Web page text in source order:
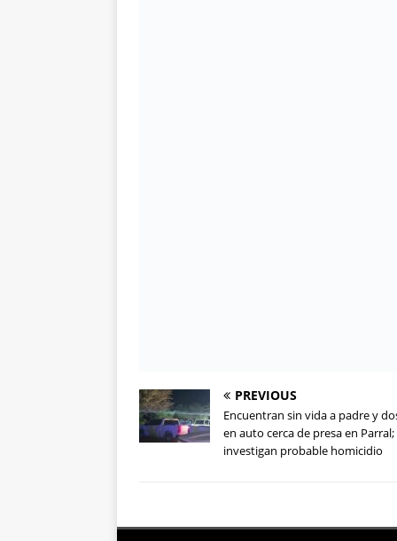
PREVIOUS
Encuentran sin vida a padre y
en auto cerca de presa en Parral;
investigan probable homicidio